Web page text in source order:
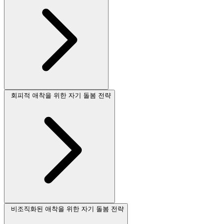
회피적 애착을 위한 자기 돌봄 전략
비조직화된 애착을 위한 자기 돌봄 전략